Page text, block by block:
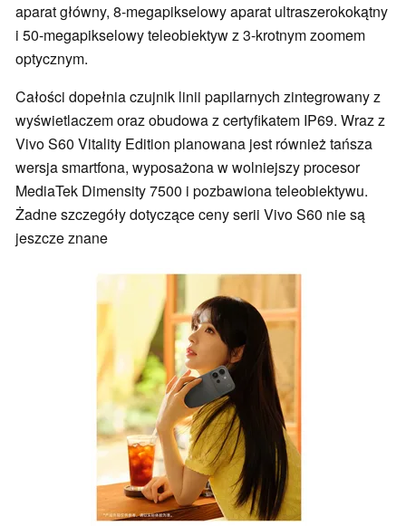
aparat główny, 8-megapikselowy aparat ultraszerokokątny
i 50-megapikselowy teleobiektyw z 3-krotnym zoomem
optycznym.
Całości dopełnia czujnik linii papilarnych zintegrowany z
wyświetlaczem oraz obudowa z certyfikatem IP69. Wraz z
Vivo S60 Vitality Edition planowana jest również tańsza
wersja smartfona, wyposażona w wolniejszy procesor
MediaTek Dimensity 7500 i pozbawiona teleobiektywu.
Żadne szczegóły dotyczące ceny serii Vivo S60 nie są
jeszcze znane